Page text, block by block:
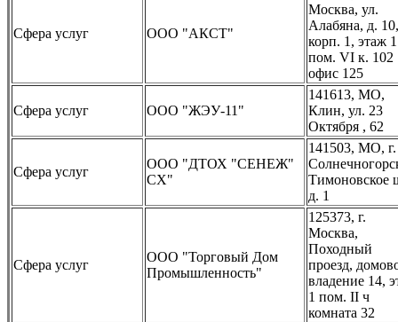
Сфера услуг ООО "АКСТ"
Москва, ул.
Алабяна, д. 10,
корп. 1, этаж 1
пом. VI к. 102
офис 125
Сфера услуг ООО "ЖЭУ-11"
141613, МО,
Клин, ул. 23
Октября , 62
Сфера услуг
ООО "ДТОХ "СЕНЕЖ"
СХ"
141503, МО, г.
Тимоновское
д. 1
Сфера услуг
ООО "Торговый Дом
Промышленность"
125373, г.
Москва,
Походный
проезд,
владение 14,
1 пом. II ч
комната 32